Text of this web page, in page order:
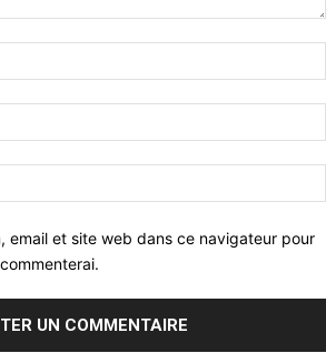
email et site web dans ce navigateur pour